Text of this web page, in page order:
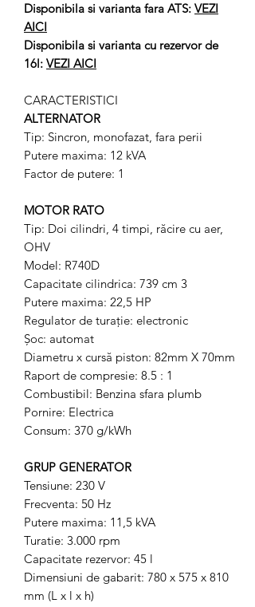
Disponibila si varianta fara ATS: VEZI
AICI
Disponibila si varianta cu rezervor de
16l: VEZI AICI
CARACTERISTICI
ALTERNATOR
Tip: Sincron, monofazat, fara perii
Putere maxima: 12 kVA
Factor de putere: 1
MOTOR RATO
Tip: Doi cilindri, 4 timpi, răcire cu aer,
OHV
Model: R740D
Capacitate cilindrica: 739 cm 3
Putere maxima: 22,5 HP
Regulator de turație: electronic
Șoc: automat
Diametru x cursă piston: 82mm X 70mm
Raport de compresie: 8.5 : 1
Combustibil: Benzina sfara plumb
Pornire: Electrica
Consum: 370 g/kWh
GRUP GENERATOR
Tensiune: 230 V
Frecventa: 50 Hz
Putere maxima: 11,5 kVA
Turatie: 3.000 rpm
Capacitate rezervor: 45 l
Dimensiuni de gabarit: 780 x 575 x 810
mm (L x l x h)